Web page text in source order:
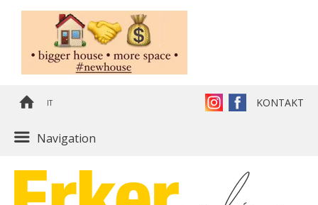
IT KONTAKT
Navigation